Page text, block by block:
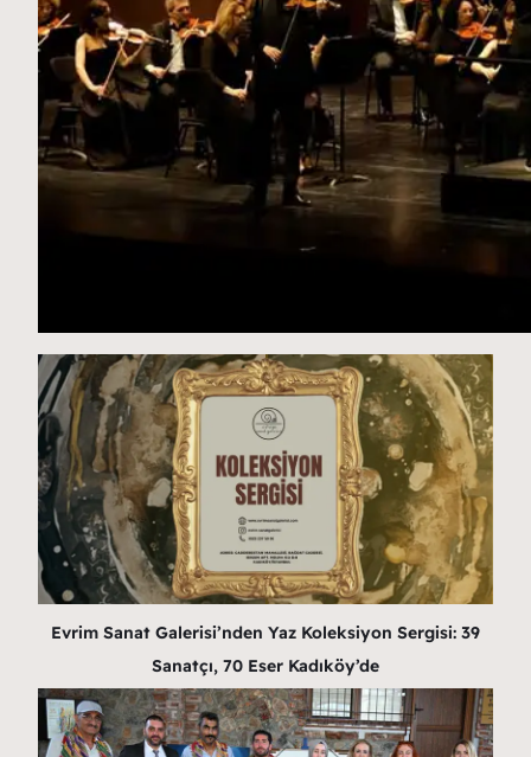
Evrim Sanat Galerisi’nden Yaz Koleksiyon Sergisi: 39
Sanatçı, 70 Eser Kadıköy’de